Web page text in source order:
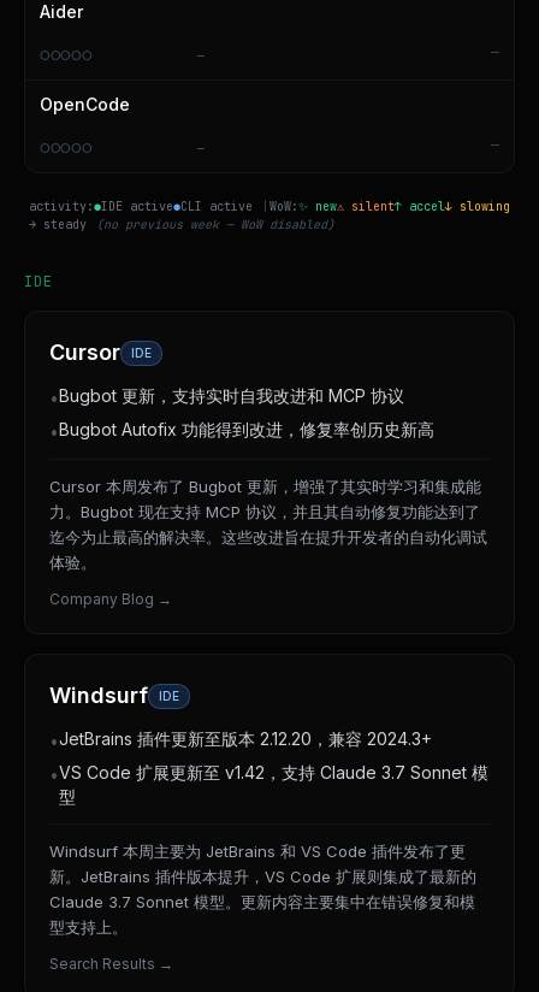
Aider
○○○○○ — —
OpenCode
○○○○○ — —
activity:●IDE active●CLI active WoW:✨ new⚠ silent↑ accel↓ slowing
→ steady
(no previous week — WoW disabled)
IDE
Cursor IDE
•Bugbot 更新，支持实时自我改进和 MCP 协议
•Bugbot Autofix 功能得到改进，修复率创历史新高
Cursor 本周发布了 Bugbot 更新，增强了其实时学习和集成能
力。Bugbot 现在支持 MCP 协议，并且其自动修复功能达到了
迄今为止最高的解决率。这些改进旨在提升开发者的自动化调试
体验。
Company Blog →
Windsurf IDE
•JetBrains 插件更新至版本 2.12.20，兼容 2024.3+
•VS Code 扩展更新至 v1.42，支持 Claude 3.7 Sonnet 模
型
Windsurf 本周主要为 JetBrains 和 VS Code 插件发布了更
新。JetBrains 插件版本提升，VS Code 扩展则集成了最新的
Claude 3.7 Sonnet 模型。更新内容主要集中在错误修复和模
型支持上。
Search Results →